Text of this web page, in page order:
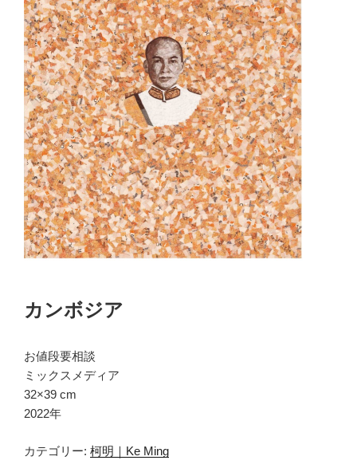
カンボジア
お値段要相談
ミックスメディア
32×39 cm
2022年
カテゴリー: 柯明｜Ke Ming